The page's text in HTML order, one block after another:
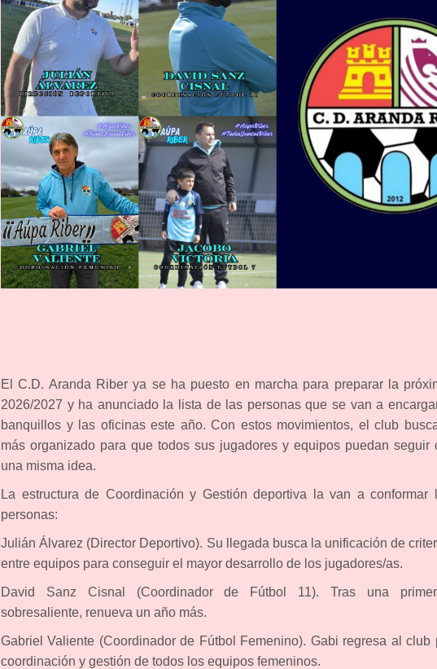
El C.D. Aranda Riber ya se ha puesto en marcha para preparar la
2026/2027 y ha anunciado la lista de las personas que se van a
banquillos y las oficinas este año. Con estos movimientos, el club
más organizado para que todos sus jugadores y equipos puedan seguir
una misma idea.
La estructura de Coordinación y Gestión deportiva la van a conformar
personas:
Julián Álvarez (Director Deportivo). Su llegada busca la unificación de
entre equipos para conseguir el mayor desarrollo de los jugadores/as.
David Sanz Cisnal (Coordinador de Fútbol 11). Tras una
sobresaliente, renueva un año más.
Gabriel Valiente (Coordinador de Fútbol Femenino). Gabi regresa al club
coordinación y gestión de todos los equipos femeninos.